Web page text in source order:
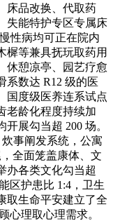
床品改换、代取药
失能特护专区专属床
性病均可正在院内
樨等兼具抚玩取药用
休憩凉亭、园艺疗愈
系数达 R12 级的医
国度级医养连系试点
老龄化程度持续加
展勾当超 200 场。
事阐发系统，公寓
全面笼盖康体、文
办各类文化勾当超
区护患比 1:4，卫生
取生命平安建立了全
心理取心理需求。